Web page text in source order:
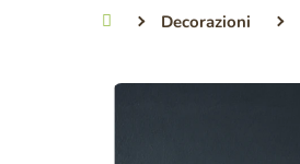
Casa Decorazioni